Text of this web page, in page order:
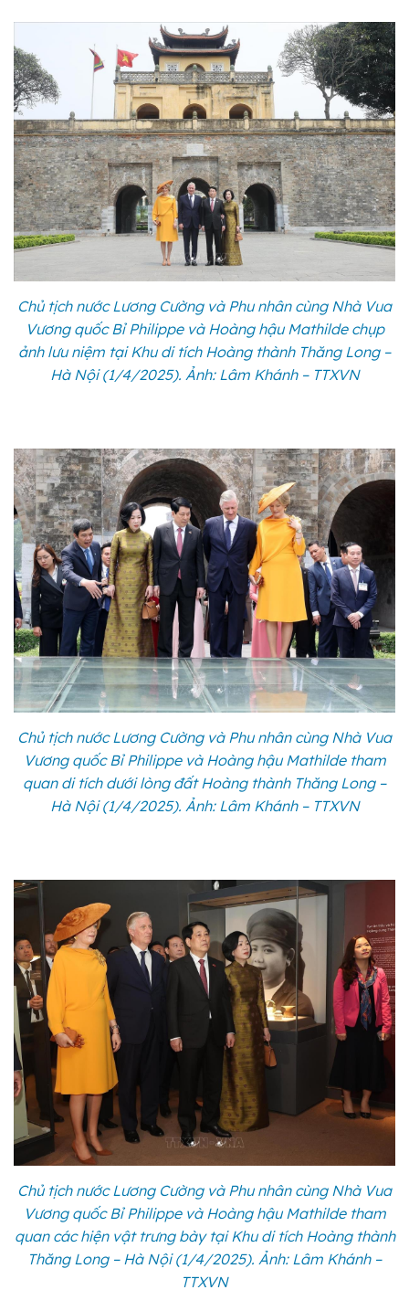
Chủ tịch nước Lương Cường và Phu nhân cùng Nhà Vua
Vương quốc Bỉ Philippe và Hoàng hậu Mathilde chụp
ảnh lưu niệm tại Khu di tích Hoàng thành Thăng Long –
Hà Nội (1/4/2025). Ảnh: Lâm Khánh – TTXVN
Chủ tịch nước Lương Cường và Phu nhân cùng Nhà Vua
Vương quốc Bỉ Philippe và Hoàng hậu Mathilde tham
quan di tích dưới lòng đất Hoàng thành Thăng Long –
Hà Nội (1/4/2025). Ảnh: Lâm Khánh – TTXVN
Chủ tịch nước Lương Cường và Phu nhân cùng Nhà Vua
Vương quốc Bỉ Philippe và Hoàng hậu Mathilde tham
quan các hiện vật trưng bày tại Khu di tích Hoàng thành
Thăng Long – Hà Nội (1/4/2025). Ảnh: Lâm Khánh –
TTXVN